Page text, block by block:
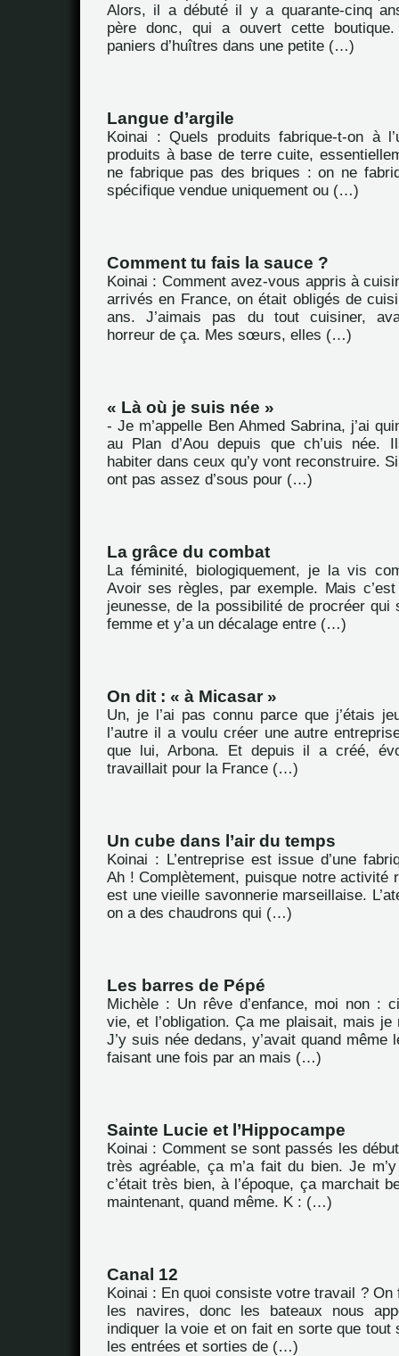
Alors, il a débuté il y a quarante-cinq
père donc, qui a ouvert cette
paniers d’huîtres dans une petite (…)
Langue d’argile
Koinai : Quels produits fabrique-t-on à
produits à base de terre cuite,
ne fabrique pas des briques : on ne
spécifique vendue uniquement ou (…)
Comment tu fais la sauce ?
Koinai : Comment avez-vous appris à
arrivés en France, on était obligés de
ans. J’aimais pas du tout cuisiner,
horreur de ça. Mes sœurs, elles (…)
« Là où je suis née »
- Je m’appelle Ben Ahmed Sabrina, j’ai
au Plan d’Aou depuis que ch’uis née.
habiter dans ceux qu’y vont reconstruire.
ont pas assez d’sous pour (…)
La grâce du combat
La féminité, biologiquement, je la vis
Avoir ses règles, par exemple. Mais
jeunesse, de la possibilité de procréer qui
femme et y’a un décalage entre (…)
On dit : « à Micasar »
Un, je l’ai pas connu parce que j’étais
l’autre il a voulu créer une autre
que lui, Arbona. Et depuis il a créé,
travaillait pour la France (…)
Un cube dans l’air du temps
Koinai : L’entreprise est issue d’une
Ah ! Complètement, puisque notre activité
est une vieille savonnerie marseillaise.
on a des chaudrons qui (…)
Les barres de Pépé
Michèle : Un rêve d’enfance, moi non :
vie, et l’obligation. Ça me plaisait, mais je
J’y suis née dedans, y’avait quand même
faisant une fois par an mais (…)
Sainte Lucie et l’Hippocampe
Koinai : Comment se sont passés les
très agréable, ça m’a fait du bien. Je
c’était très bien, à l’époque, ça marchait
maintenant, quand même. K : (…)
Canal 12
Koinai : En quoi consiste votre travail ?
les navires, donc les bateaux nous
indiquer la voie et on fait en sorte que tout
les entrées et sorties de (…)